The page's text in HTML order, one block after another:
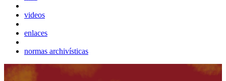
videos
enlaces
normas archivísticas